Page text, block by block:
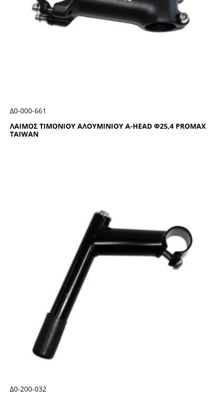
ΛΑΙΜΟΣ ΤΙΜΟΝΙΟΥ ΑΛΟΥΜΙΝΙΟΥ Α-ΗΕΑD Φ25,4 ΡRΟΜΑΧ
ΤΑΙWΑΝ
Δ0-000-661
Δ0-200-032